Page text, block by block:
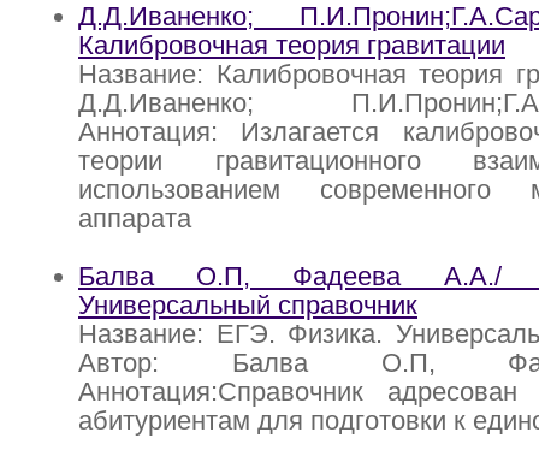
Д.Д.Иваненко;
Калибровочная теория гравитации
Название: Калибровочная теория
Д.Д.Иваненко;
Аннотация: Излагается
теории гравитационного
использованием современного
аппарата
Балва О.П, Фадеева А.А./
Универсальный справочник
Название: ЕГЭ. Физика.
Автор: Балва О.П,
Аннотация:Справочник
абитуриентам для подготовки к